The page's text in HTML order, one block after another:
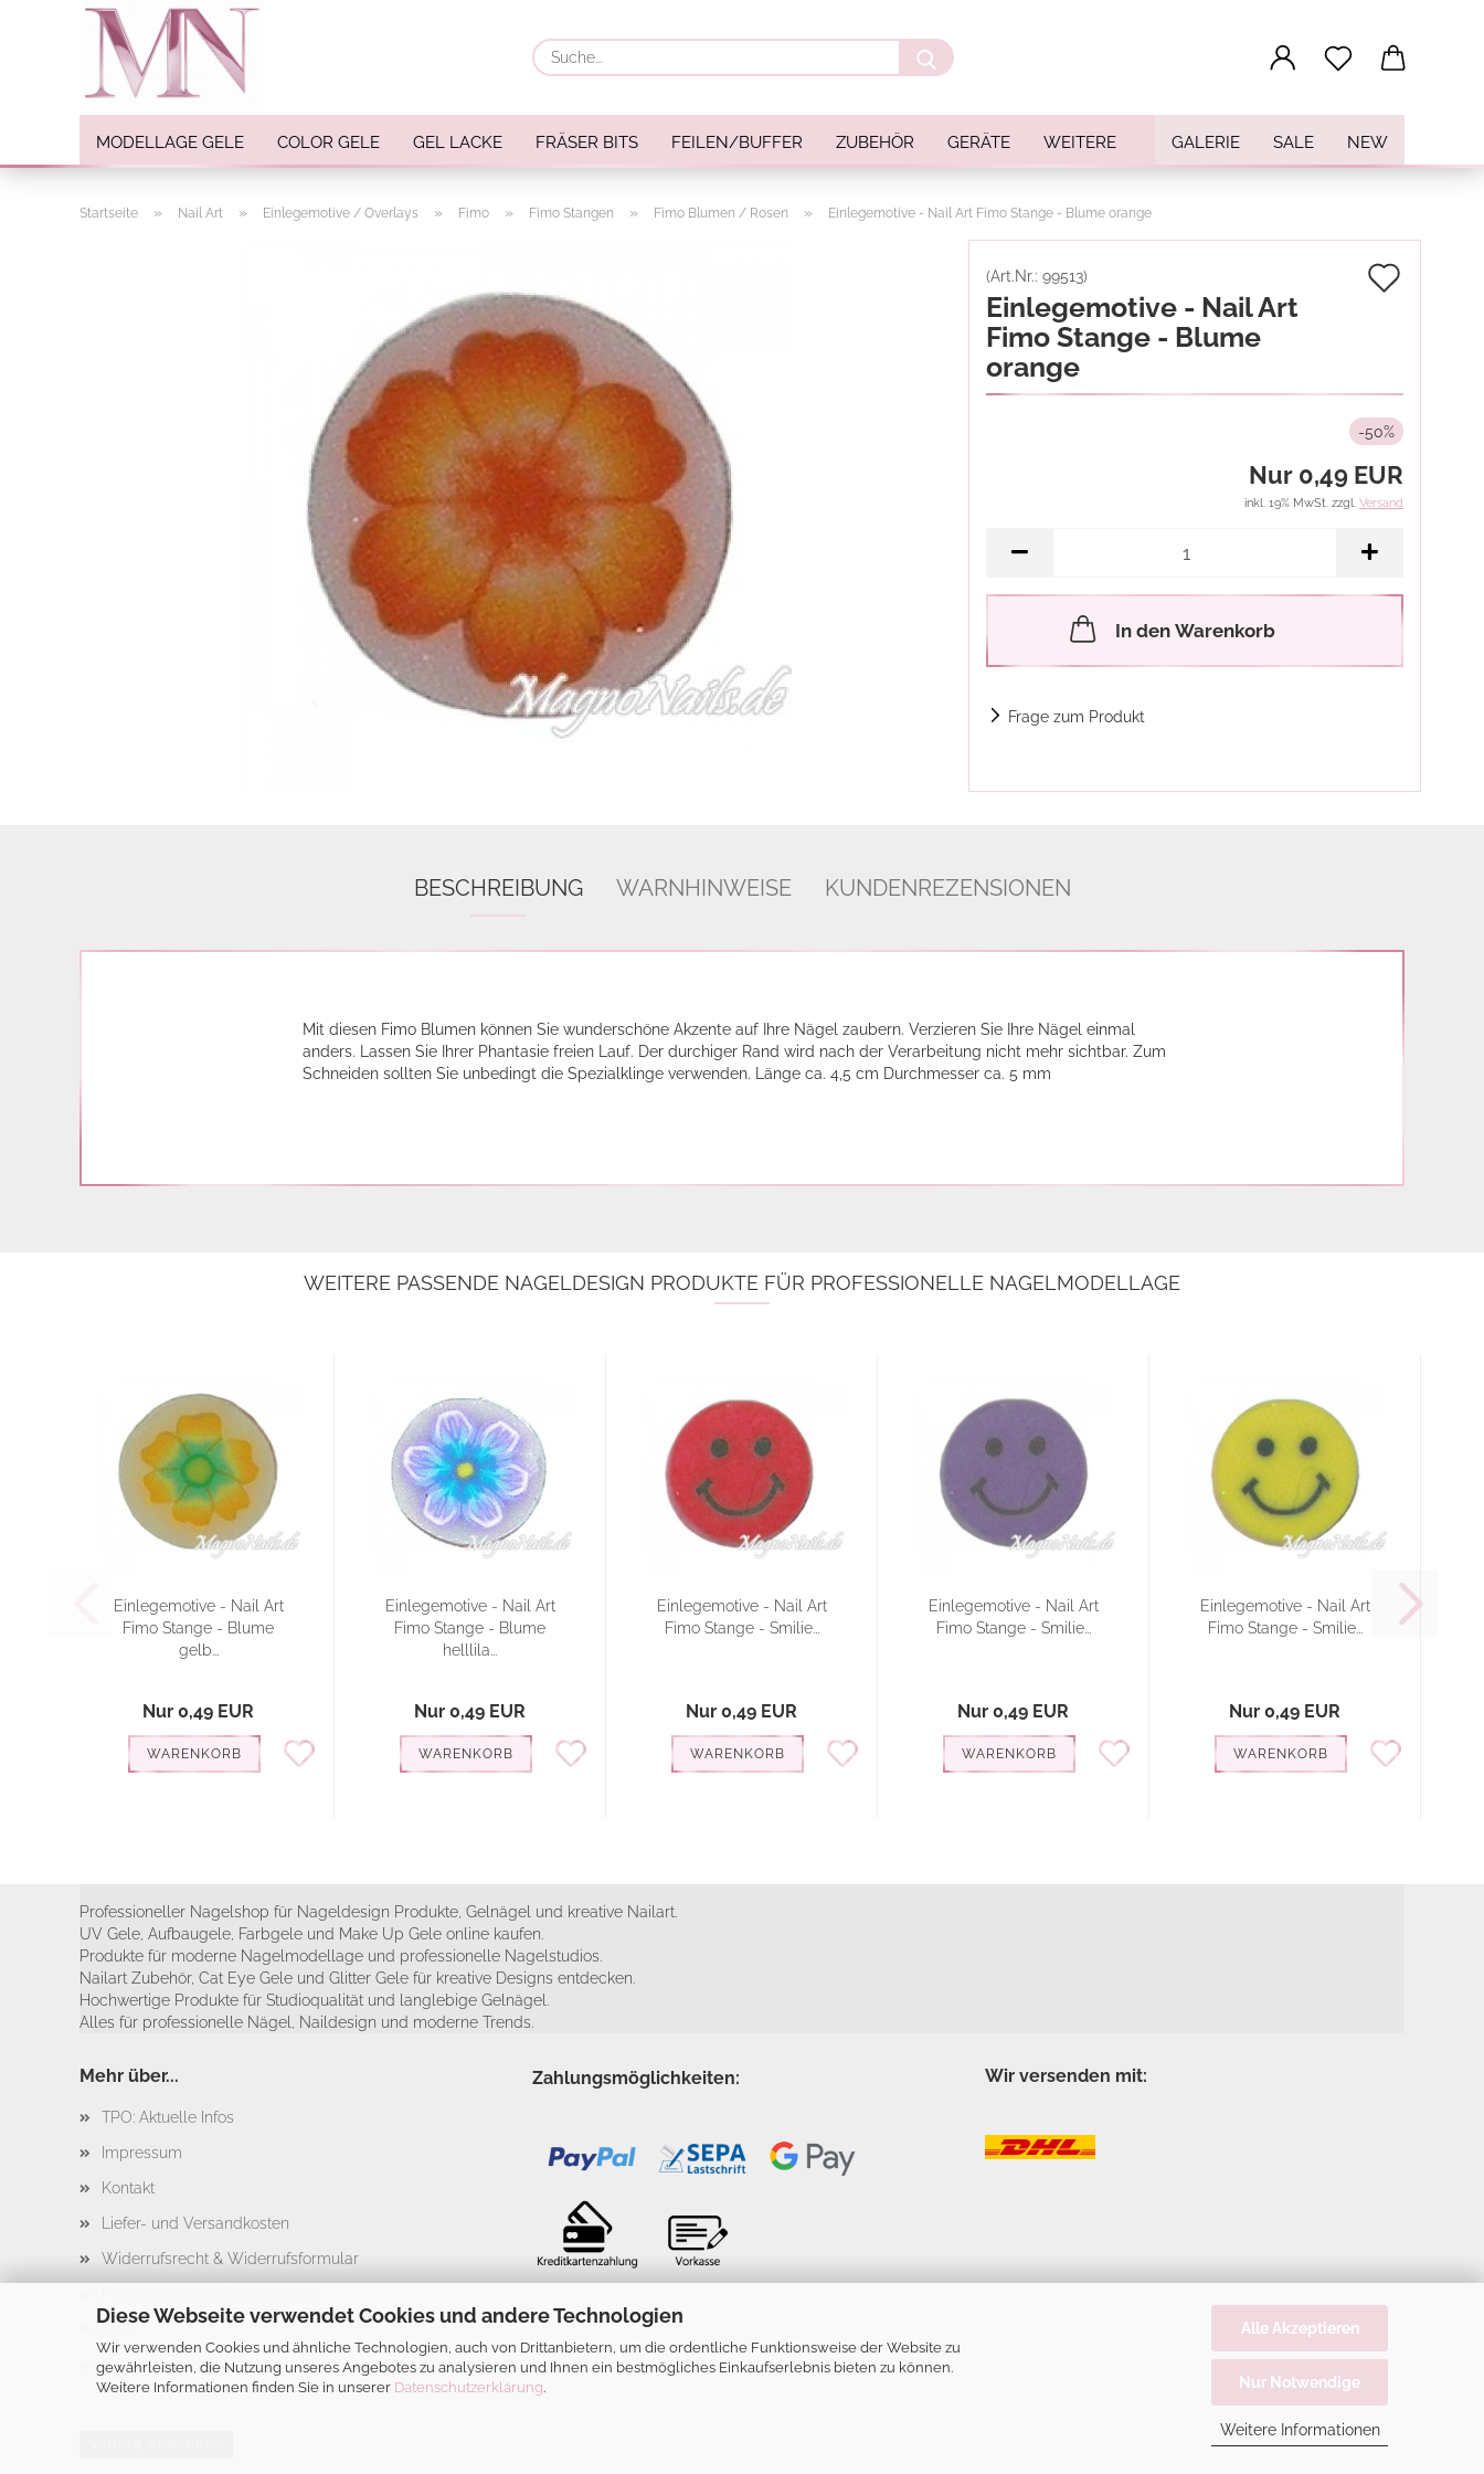
Diese Webseite verwendet Cookies und andere Technologien
Wir verwenden Cookies und ähnliche Technologien, auch von Drittanbietern, um die ordentliche Funktionsweise der Website zu
gewährleisten, die Nutzung unseres Angebotes zu analysieren und Ihnen ein bestmögliches Einkaufserlebnis bieten zu können.
Weitere Informationen finden Sie in unserer Datenschutzerklärung.
Alle Akzeptieren
Nur Notwendige
Weitere Informationen
Suche...
MODELLAGE GELE COLOR GELE GEL LACKE FRÄSER BITS FEILEN/BUFFER ZUBEHÖR GERÄTE GALERIE SALE NEW
WEITERE
Nail Art Folien
Nail Stamping
Glitter
INK Colors
Nail Art Sets
3D Nail Formen
Feine Acrylfarbe / Aquarell
Nail Piercing
Startseite » Nail Art » Einlegemotive / Overlays » Fimo » Fimo Stangen » Fimo Blumen / Rosen » Einlegemotive - Nail Art Fimo Stange - Blume orange
(Art.Nr.: 99513)
Einlegemotive - Nail Art
Fimo Stange - Blume
orange
-50%
Nur 0,49 EUR
inkl. 19% MwSt. zzgl. Versand
In den Warenkorb
Frage zum Produkt
BESCHREIBUNG WARNHINWEISE KUNDENREZENSIONEN
Mit diesen Fimo Blumen können Sie wunderschöne Akzente auf Ihre Nägel zaubern. Verzieren Sie Ihre Nägel einmal
anders. Lassen Sie Ihrer Phantasie freien Lauf. Der durchiger Rand wird nach der Verarbeitung nicht mehr sichtbar. Zum
Schneiden sollten Sie unbedingt die Spezialklinge verwenden. Länge ca. 4,5 cm Durchmesser ca. 5 mm
WEITERE PASSENDE NAGELDESIGN PRODUKTE FÜR PROFESSIONELLE NAGELMODELLAGE
Einlegemotive - Nail Art
Fimo Stange - Blume
gelb...
Nur 0,49 EUR
WARENKORB
Einlegemotive - Nail Art
Fimo Stange - Blume
helllila...
Nur 0,49 EUR
WARENKORB
Einlegemotive - Nail Art
Fimo Stange - Smilie...
Nur 0,49 EUR
WARENKORB
Einlegemotive - Nail Art
Fimo Stange - Smilie...
Nur 0,49 EUR
WARENKORB
Einlegemotive - Nail Art
Fimo Stange - Smilie...
Nur 0,49 EUR
WARENKORB
Professioneller Nagelshop für Nageldesign Produkte, Gelnägel und kreative Nailart.
UV Gele, Aufbaugele, Farbgele und Make Up Gele online kaufen.
Produkte für moderne Nagelmodellage und professionelle Nagelstudios.
Nailart Zubehör, Cat Eye Gele und Glitter Gele für kreative Designs entdecken.
Hochwertige Produkte für Studioqualität und langlebige Gelnägel.
Alles für professionelle Nägel, Naildesign und moderne Trends.
Mehr über...
TPO: Aktuelle Infos
Impressum
Kontakt
Liefer- und Versandkosten
Widerrufsrecht & Widerrufsformular
Cookie Einstellungen
Zahlungsmöglichkeiten: Wir versenden mit: